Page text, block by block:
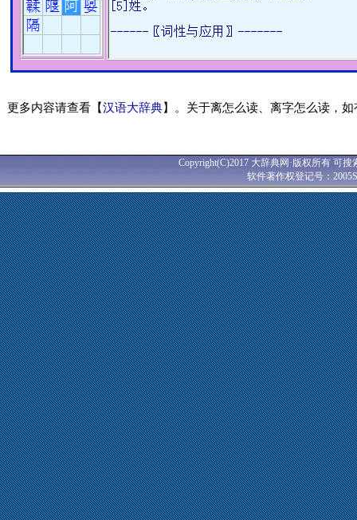
更多内容请查看【汉语大辞典】。关于离怎么读、离字怎么读，
Copyright(C)2017 大辞典网·版权所有 可
软件著作权登记号：